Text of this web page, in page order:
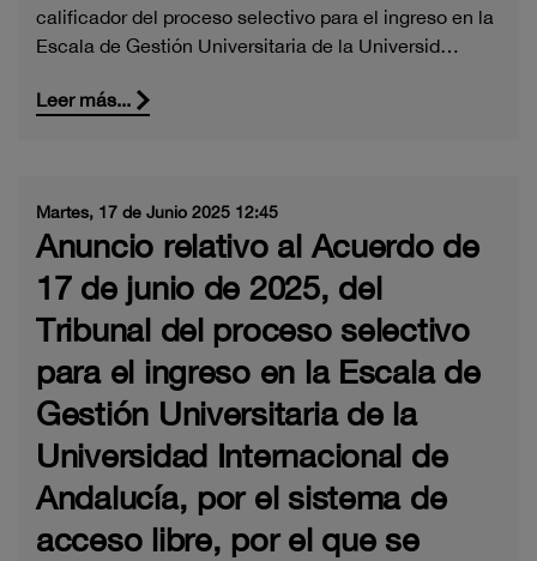
calificador del proceso selectivo para el ingreso en la
Escala de Gestión Universitaria de la Universid…
Leer más...
Martes, 17 de Junio 2025 12:45
Anuncio relativo al Acuerdo de
17 de junio de 2025, del
Tribunal del proceso selectivo
para el ingreso en la Escala de
Gestión Universitaria de la
Universidad Internacional de
Andalucía, por el sistema de
acceso libre, por el que se